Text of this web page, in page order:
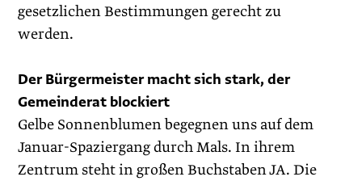
gesetzlichen Bestimmungen gerecht zu
werden.
Der Bürgermeister macht sich stark, der
Gemeinderat blockiert
Gelbe Sonnenblumen begegnen uns auf dem
Januar-Spaziergang durch Mals. In ihrem
Zentrum steht in großen Buchstaben JA. Die